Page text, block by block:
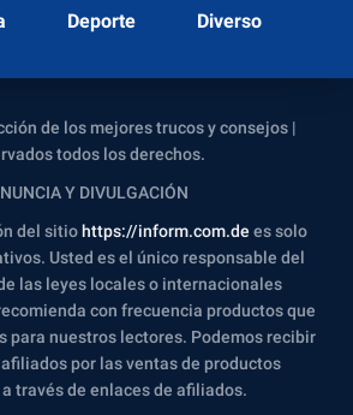
Deporte Diverso
de los mejores trucos y consejos |
todos los derechos.
Y DIVULGACIÓN
del sitio https://inform.com.de es solo
Usted es el único responsable del
las leyes locales o internacionales
con frecuencia productos que
para nuestros lectores. Podemos recibir
por las ventas de productos
través de enlaces de afiliados.